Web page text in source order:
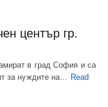
център гр.
в град София и са
за нуждите на… Read